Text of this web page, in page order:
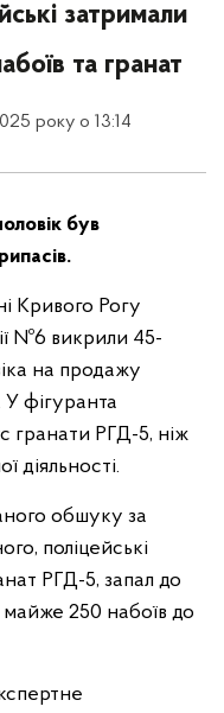
затримали
та гранат
року о 13:14
був
Кривого Рогу
Nº6 викрили 45-
на продажу
фігуранта
гранати РГД-5, ніж
діяльності.
обшуку за
поліцейські
РГД-5, запал до
250 набоїв до